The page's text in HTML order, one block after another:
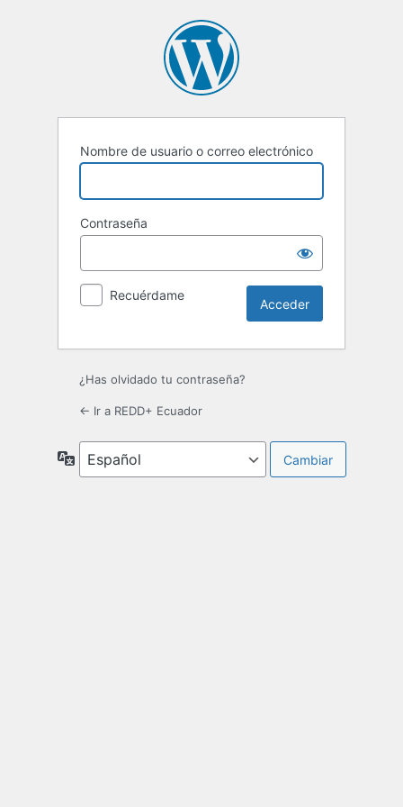
Nombre de usuario o correo electrónico
Contraseña
Recuérdame
¿Has olvidado tu contraseña?
← Ir a REDD+ Ecuador
Idioma